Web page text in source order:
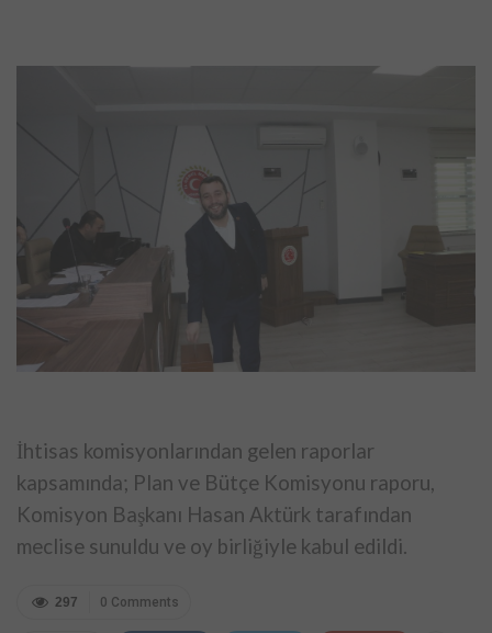
İhtisas komisyonlarından gelen raporlar
kapsamında; Plan ve Bütçe Komisyonu raporu,
Komisyon Başkanı Hasan Aktürk tarafından
meclise sunuldu ve oy birliğiyle kabul edildi.
0 Comments
297